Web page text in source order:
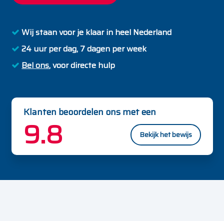
Wij staan voor je klaarin heel Nederland
24 uur per dag, 7 dagen per week
Bel ons,voor directe hulp
Klanten beoordelen ons met een
9.8 Bekijk het bewijs